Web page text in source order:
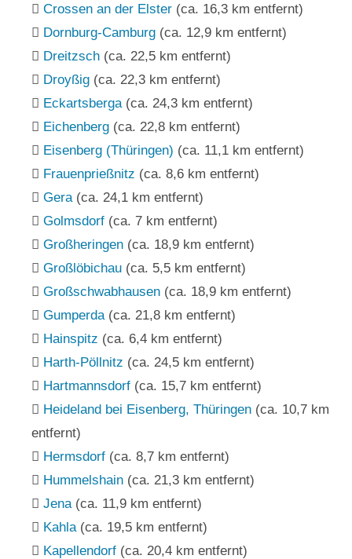
Crossen an der Elster (ca. 16,3 km entfernt)
Dornburg-Camburg (ca. 12,9 km entfernt)
Dreitzsch (ca. 22,5 km entfernt)
Droyßig (ca. 22,3 km entfernt)
Eckartsberga (ca. 24,3 km entfernt)
Eichenberg (ca. 22,8 km entfernt)
Eisenberg (Thüringen) (ca. 11,1 km entfernt)
Frauenprießnitz (ca. 8,6 km entfernt)
Gera (ca. 24,1 km entfernt)
Golmsdorf (ca. 7 km entfernt)
Großheringen (ca. 18,9 km entfernt)
Großlöbichau (ca. 5,5 km entfernt)
Großschwabhausen (ca. 18,9 km entfernt)
Gumperda (ca. 21,8 km entfernt)
Hainspitz (ca. 6,4 km entfernt)
Harth-Pöllnitz (ca. 24,5 km entfernt)
Hartmannsdorf (ca. 15,7 km entfernt)
Heideland bei Eisenberg, Thüringen (ca. 10,7 km
entfernt)
Hermsdorf (ca. 8,7 km entfernt)
Hummelshain (ca. 21,3 km entfernt)
Jena (ca. 11,9 km entfernt)
Kahla (ca. 19,5 km entfernt)
Kapellendorf (ca. 20,4 km entfernt)